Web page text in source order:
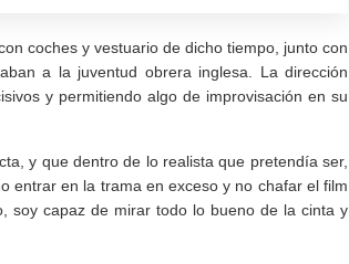
coches y vestuario de dicho tiempo, junto con
a la juventud obrera inglesa. La dirección
y permitiendo algo de improvisación en su
y que dentro de lo realista que pretendía ser,
entrar en la trama en exceso y no chafar el film
soy capaz de mirar todo lo bueno de la cinta y